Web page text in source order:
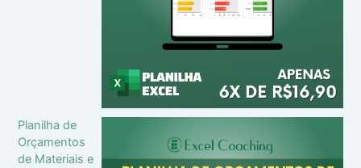
Planilha de
Orçamentos
de Materiais e